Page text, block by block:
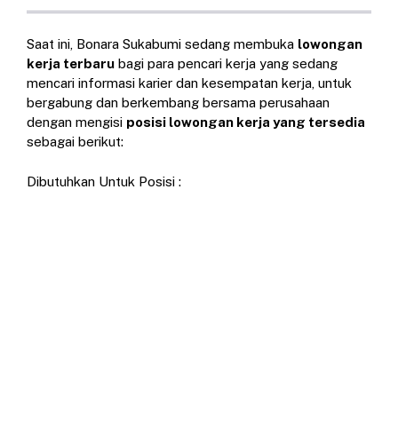
Saat ini, Bonara Sukabumi sedang membuka lowongan
kerja terbaru bagi para pencari kerja yang sedang
mencari informasi karier dan kesempatan kerja, untuk
bergabung dan berkembang bersama perusahaan
dengan mengisi posisi lowongan kerja yang tersedia
sebagai berikut:
Dibutuhkan Untuk Posisi :